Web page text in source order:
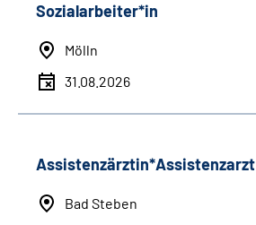
Sozialarbeiter*in
Mölln
31.08.2026
Assistenzärztin*Assistenzarzt
Bad Steben